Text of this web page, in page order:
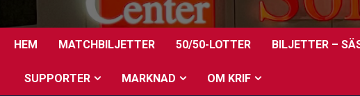
to
content
HEM MATCHBILJETTER 50/50-LOTTER BILJETTER –
SUPPORTER MARKNAD OM KRIF